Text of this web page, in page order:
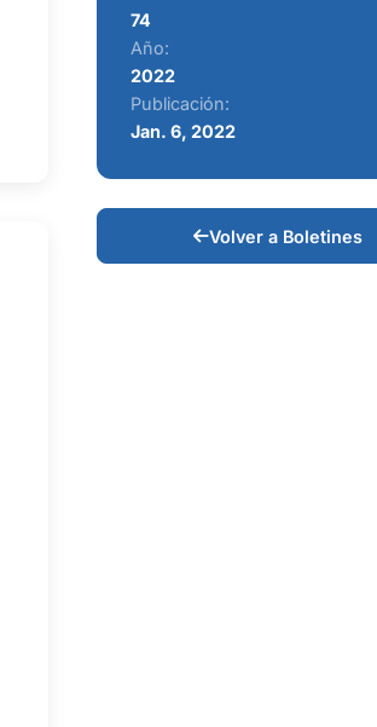
74
Año:
2022
Publicación:
Jan. 6, 2022
Volver a Boletines